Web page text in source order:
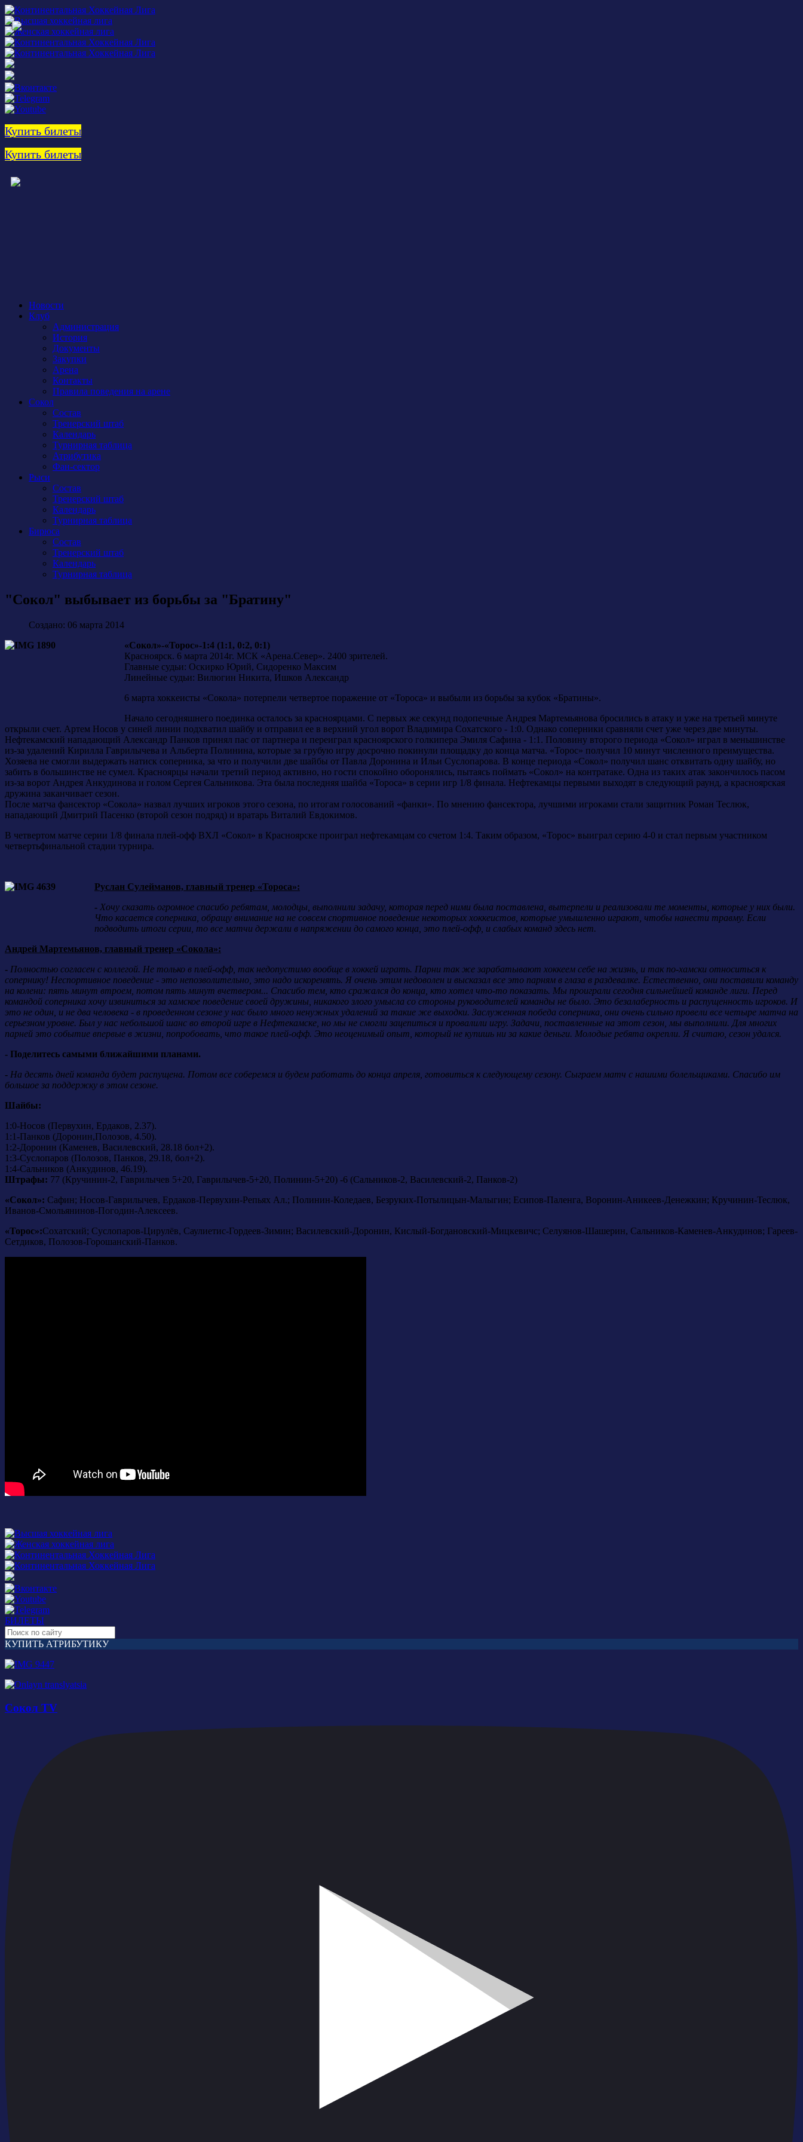
Купить билеты
Купить билеты
Новости
Клуб
Администрация
История
Документы
Закупки
Арена
Контакты
Правила поведения на арене
Сокол
Состав
Тренерский штаб
Календарь
Турнирная таблица
Атрибутика
Фан-сектор
Рыси
Состав
Тренерский штаб
Календарь
Турнирная таблица
Бирюса
Состав
Тренерский штаб
Календарь
Турнирная таблица
"Сокол" выбывает из борьбы за "Братину"
Создано: 06 марта 2014
«Сокол»-«Торос»-1:4 (1:1, 0:2, 0:1)
Красноярск. 6 марта 2014г. МСК «Арена.Север». 2400 зрителей.
Главные судьи: Оскирко Юрий, Сидоренко Максим
Линейные судьи: Вилюгин Никита, Ишков Александр
6 марта хоккеисты «Сокола» потерпели четвертое поражение от «Тороса» и выбыли из борьбы за кубок «Братины».
Начало сегодняшнего поединка осталось за красноярцами. С первых же секунд подопечные Андрея Мартемьянова бросились в атаку и уже на третьей минуте
открыли счет. Артем Носов у синей линии подхватил шайбу и отправил ее в верхний угол ворот Владимира Сохатского - 1:0. Однако соперники сравняли счет уже через две минуты.
Нефтекамский нападающий Александр Панков принял пас от партнера и переиграл красноярского голкипера Эмиля Сафина - 1:1. Половину второго периода «Сокол» играл в меньшинстве
из-за удалений Кирилла Гаврилычева и Альберта Полинина, которые за грубую игру досрочно покинули площадку до конца матча. «Торос» получил 10 минут численного преимущества.
Хозяева не смогли выдержать натиск соперника, за что и получили две шайбы от Павла Доронина и Ильи Суслопарова. В конце периода «Сокол» получил шанс отквитать одну шайбу, но
забить в большинстве не сумел. Красноярцы начали третий период активно, но гости спокойно оборонялись, пытаясь поймать «Сокол» на контратаке. Одна из таких атак закончилось пасом
из-за ворот Андрея Анкудинова и голом Сергея Сальникова. Эта была последняя шайба «Тороса» в серии игр 1/8 финала. Нефтекамцы первыми выходят в следующий раунд, а красноярская
дружина заканчивает сезон.
После матча фансектор «Сокола» назвал лучших игроков этого сезона, по итогам голосований «фанки». По мнению фансектора, лучшими игроками стали защитник Роман Теслюк,
нападающий Дмитрий Пасенко (второй сезон подряд) и вратарь Виталий Евдокимов.
В четвертом матче серии 1/8 финала плей-офф ВХЛ «Сокол» в Красноярске проиграл нефтекамцам со счетом 1:4. Таким образом, «Торос» выиграл серию 4-0 и стал первым участником
четвертьфинальной стадии турнира.
Руслан Сулейманов, главный тренер «Тороса»:
- Хочу сказать огромное спасибо ребятам, молодцы, выполнили задачу, которая перед ними была поставлена, вытерпели и реализовали те моменты, которые у них были.
Что касается соперника, обращу внимание на не совсем спортивное поведение некоторых хоккеистов, которые умышленно играют, чтобы нанести травму. Если
подводить итоги серии, то все матчи держали в напряжении до самого конца, это плей-офф, и слабых команд здесь нет.
Андрей Мартемьянов, главный тренер «Сокола»:
- Полностью согласен с коллегой. Не только в плей-офф, так недопустимо вообще в хоккей играть. Парни так же зарабатывают хоккеем себе на жизнь, и так по-хамски относиться к
сопернику! Неспортивное поведение - это непозволительно, это надо искоренять. Я очень этим недоволен и высказал все это парням в глаза в раздевалке. Естественно, они поставили команду
на колени: пять минут втроем, потом пять минут вчетвером... Спасибо тем, кто сражался до конца, кто хотел что-то показать. Мы проиграли сегодня сильнейшей команде лиги. Перед
командой соперника хочу извиниться за хамское поведение своей дружины, никакого злого умысла со стороны руководителей команды не было. Это безалаберность и распущенность игроков. И
это не один, и не два человека - в проведенном сезоне у нас было много ненужных удалений за такие же выходки. Заслуженная победа соперника, они очень сильно провели все четыре матча на
серьезном уровне. Был у нас небольшой шанс во второй игре в Нефтекамске, но мы не смогли зацепиться и провалили игру. Задачи, поставленные на этот сезон, мы выполнили. Для многих
парней это событие впервые в жизни, попробовать, что такое плей-офф. Это неоценимый опыт, который не купишь ни за какие деньги. Молодые ребята окрепли. Я считаю, сезон удался.
- Поделитесь самыми ближайшими планами.
- На десять дней команда будет распущена. Потом все соберемся и будем работать до конца апреля, готовиться к следующему сезону. Сыграем матч с нашими болельщиками. Спасибо им
большое за поддержку в этом сезоне.
Шайбы:
1:0-Носов (Первухин, Ердаков, 2.37).
1:1-Панков (Доронин,Полозов, 4.50).
1:2-Доронин (Каменев, Василевский, 28.18 бол+2).
1:3-Суслопаров (Полозов, Панков, 29.18, бол+2).
1:4-Сальников (Анкудинов, 46.19).
Штрафы: 77 (Кручинин-2, Гаврилычев 5+20, Гаврилычев-5+20, Полинин-5+20) -6 (Сальников-2, Василевский-2, Панков-2)
«Сокол»: Сафин; Носов-Гаврилычев, Ердаков-Первухин-Репьях Ал.; Полинин-Коледаев, Безруких-Потылицын-Малыгин; Есипов-Паленга, Воронин-Аникеев-Денежкин; Кручинин-Теслюк,
Иванов-Смольянинов-Погодин-Алексеев.
«Торос»:Сохатский; Суслопаров-Цирулёв, Саулиетис-Гордеев-Зимин; Василевский-Доронин, Кислый-Богдановский-Мицкевичс; Селуянов-Шашерин, Сальников-Каменев-Анкудинов; Гареев-
Сетдиков, Полозов-Горошанский-Панков.
БИЛЕТЫ
КУПИТЬ АТРИБУТИКУ
Сокол TV